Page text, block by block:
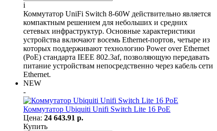
i
Коммутатор UniFi Switch 8-60W действительно является
компактным решением для небольших и средних
сетевых инфраструктур. Основные характеристики
устройства включают восемь Ethernet-портов, четыре из
которых поддерживают технологию Power over Ethernet
(PoE) стандарта IEEE 802.3af, позволяющую передавать
питание устройствам непосредственно через кабель сети
Ethernet.
NEW
-
Коммутатор Ubiquiti Unifi Switch Lite 16 PoE
Цена: 24 643.91 р.
Купить